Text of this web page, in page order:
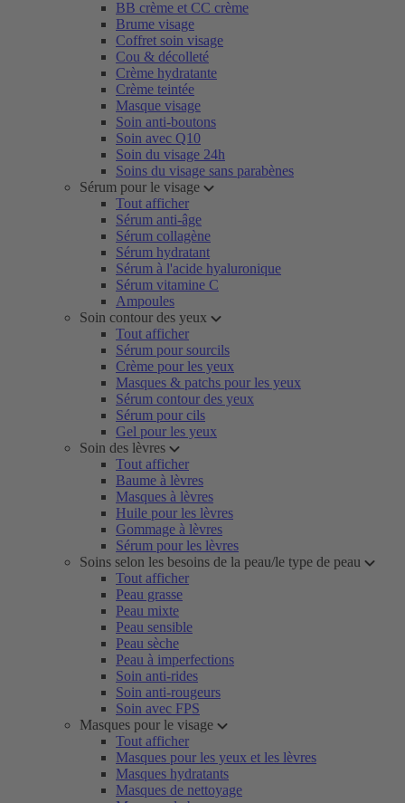
BB crème et CC crème
Brume visage
Coffret soin visage
Cou & décolleté
Crème hydratante
Crème teintée
Masque visage
Soin anti-boutons
Soin avec Q10
Soin du visage 24h
Soins du visage sans parabènes
Sérum pour le visage
Tout afficher
Sérum anti-âge
Sérum collagène
Sérum hydratant
Sérum à l'acide hyaluronique
Sérum vitamine C
Ampoules
Soin contour des yeux
Tout afficher
Sérum pour sourcils
Crème pour les yeux
Masques & patchs pour les yeux
Sérum contour des yeux
Sérum pour cils
Gel pour les yeux
Soin des lèvres
Tout afficher
Baume à lèvres
Masques à lèvres
Huile pour les lèvres
Gommage à lèvres
Sérum pour les lèvres
Soins selon les besoins de la peau/le type de peau
Tout afficher
Peau grasse
Peau mixte
Peau sensible
Peau sèche
Peau à imperfections
Soin anti-rides
Soin anti-rougeurs
Soin avec FPS
Masques pour le visage
Tout afficher
Masques pour les yeux et les lèvres
Masques hydratants
Masques de nettoyage